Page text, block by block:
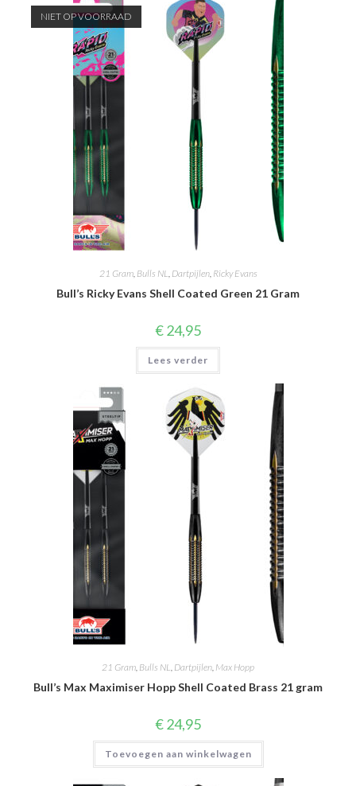
NIET OP VOORRAAD
21 Gram, Bulls NL Dartpijlen, Ricky Evans
Bull’s Ricky Evans Shell Coated Green 21 Gram
€24,95
Lees verder
21 Gram, Bulls NL, Dartpijlen, Max Hopp
Bull’s Max Maximiser Hopp Shell Coated Brass 21 gram
€24,95
Toevoegen aan winkelwagen